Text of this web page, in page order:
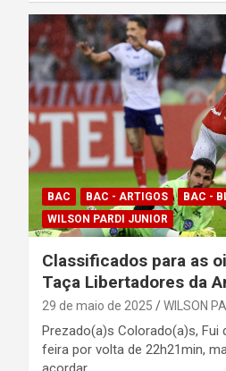
BAC BAC - ARTIGOS
BAC -
WILSON PARDI JUNIOR
Classificados para as
Taça Libertadores da
29 de maio de 2025 WILSON
Prezado(a)s Colorado(a)s,
feira por volta de 22h21min,